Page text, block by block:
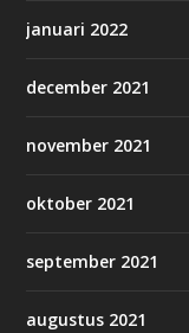
januari 2022
december 2021
november 2021
oktober 2021
september 2021
augustus 2021